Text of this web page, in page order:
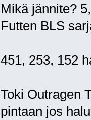
Mikä jännite?
Futten BLS
451, 253, 152
Toki Outragen
pintaan jos